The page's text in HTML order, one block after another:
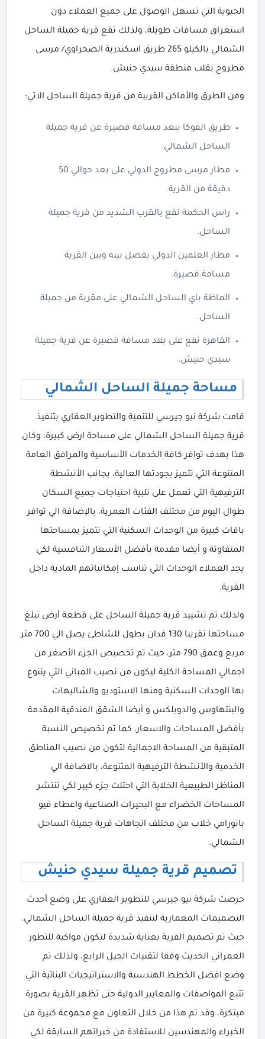
الحيوية التي تسهل الوصول على جميع العملاء دون
استغراق مسافات طويلة، ولذلك تقع قرية جميلة الساحل
الشمالي بالكيلو 265 طريق اسكندرية الصحراوي/ مرسى
مطروح بقلب منطقة سيدي حنيش.
ومن الطرق والأماكن القريبة من قرية جميلة الساحل الاتي:
طريق الفوكا يبعد مسافة قصيرة عن قرية جميلة
الساحل الشمالي.
مطار مرسى مطروح الدولي على بعد حوالي 50
دقيقة من القرية.
راس الحكمة تقع بالقرب الشديد من قرية جميلة
الساحل.
مطار العلمين الدولي يفصل بينه وبين القرية
مسافة قصيرة.
الماظة باي الساحل الشمالي على مقربة من جميلة
الساحل.
القاهرة تقع على بعد مسافة قصيرة عن قرية جميلة
سيدي حنيش.
مساحة جميلة الساحل الشمالي
قامت شركة نيو جيرسي للتنمية والتطوير العقاري بتنفيذ
قرية جميلة الساحل الشمالي على مساحة ارض كبيرة، وكان
هذا بهدف توافر كافة الخدمات الأساسية والمرافق العامة
المتنوعة التي تتميز بجودتها العالية، بجانب الأنشطة
الترفيهية التي تعمل على تلبية احتياجات جميع السكان
طوال اليوم من مختلف الفئات العمرية، بالإضافة الي توافر
باقات كبيرة من الوحدات السكنية التي تتميز بمساحتها
المتفاوتة و أيضا مقدمة بأفضل الأسعار التنافسية لكي
يجد العملاء الوحدات التي تناسب إمكانياتهم المادية داخل
القرية.
ولذلك تم تشييد قرية جميلة الساحل على قطعة أرض تبلغ
مساحتها تقريبا 130 فدان بطول للشاطئ يصل الي 700 متر
مربع وعمق 790 متر، حيث تم تخصيص الجزء الأصغر من
اجمالي المساحة الكلية ليكون من نصيب المباني التي يتنوع
بها الوحدات السكنية ومنها الاستوديو والشاليهات
والبنتهاوس والدوبلكس و أيضا الشقق الفندقية المقدمة
بأفضل المساحات والاسعار، كما تم تخصيص النسبة
المتبقية من المساحة الاجمالية لتكون من نصيب المناطق
الخدمية والأنشطة الترفيهية المتنوعة، بالاضافة الي
المناظر الطبيعية الخلابة التي احتلت جزء كبير لكي تنتشر
المساحات الخضراء مع البحيرات الصناعية واعطاء فيو
بانورامي خلاب من مختلف اتجاهات قرية جميلة الساحل
الشمالي.
تصميم قرية جميلة سيدي حنيش
حرصت شركة نيو جيرسي للتطوير العقاري على وضع أحدث
التصميمات المعمارية لتنفيذ قرية جميلة الساحل الشمالي،
حيث تم تصميم القرية بعناية شديدة لتكون مواكبة للتطور
العمراني الحديث وفقا لتقنيات الجيل الرابع، ولذلك تم
وضع افضل الخطط الهندسية والاستراتيجيات البنائية التي
تتبع المواصفات والمعايير الدولية حتى تظهر القرية بصورة
مبتكرة، وقد تم هذا من خلال التعاون مع مجموعة كبيرة من
الخبراء والمهندسين للاستفادة من خبراتهم السابقة لكي